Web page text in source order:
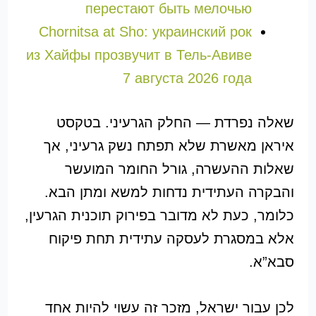
перестают быть мелочью
Chornitsa at Sho: украинский рок
из Хайфы прозвучит в Тель-Авиве
7 августа 2026 года
שאלה נפרדת — החלק הגרעיני. בטקסט
איראן מאשרת שלא תפתח נשק גרעיני, אך
שאלות ההעשרה, גורל החומר המועשר
והבקרה העתידית נדחות למשא ומתן הבא.
כלומר, כעת לא מדובר בפירוק תוכנית הגרעין,
אלא במסגרת לעסקה עתידית תחת פיקוח
סבא”א.
לכן עבור ישראל, מזכר זה עשוי להיות אחד